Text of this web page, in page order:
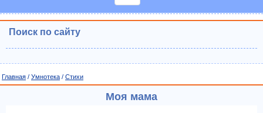
Поиск по сайту
Главная / Умнотека / Cтихи
Моя мама